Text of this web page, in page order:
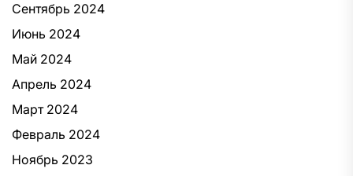
Сентябрь 2024
Июнь 2024
Май 2024
Апрель 2024
Март 2024
Февраль 2024
Ноябрь 2023